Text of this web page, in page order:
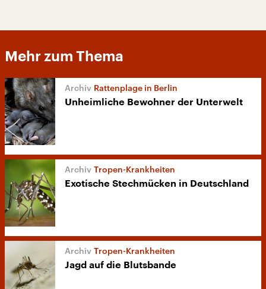
Mehr zum Thema
Rattenplage in Berlin
Unheimliche Bewohner der Unterwelt
Tropen-Krankheiten
Exotische Stechmücken in Deutschland
Tropen-Krankheiten
Jagd auf die Blutsbande